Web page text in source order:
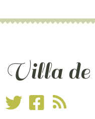
Villa